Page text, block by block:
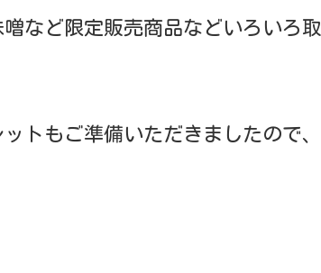
など限定販売商品などいろいろ取
トもご準備いただきましたので、